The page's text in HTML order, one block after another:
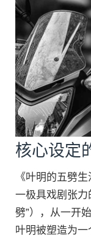
核心设定
《叶明的五劈
一极具戏剧张力
劈”），从一开
叶明被塑造为